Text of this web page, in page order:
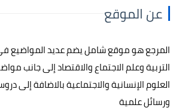
عن الموقع
المرجع هو موقع شامل يضم عديد المواضيع
التربية وعلم الاجتماع والاقتصاد إلى جانب
العلوم الإنسانية والاجتماعية بالاضافة إلى
ورسائل علمية